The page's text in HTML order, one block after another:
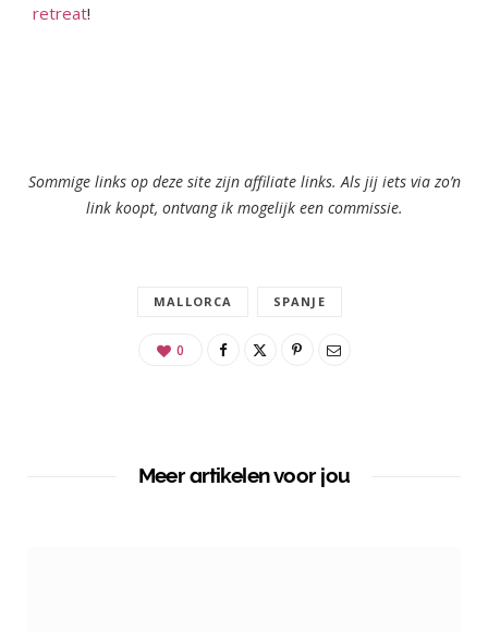
retreat!
Sommige links op deze site zijn affiliate links. Als jij iets via zo’n
link koopt, ontvang ik mogelijk een commissie.
MALLORCA SPANJE
0
Meer artikelen voor jou